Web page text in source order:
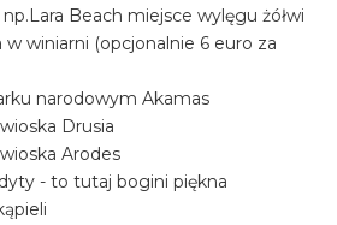
np.Lara Beach miejsce wylęgu żółwi
w winiarni (opcjonalnie 6 euro za
narodowym Akamas
Drusia
Arodes
- to tutaj bogini piękna